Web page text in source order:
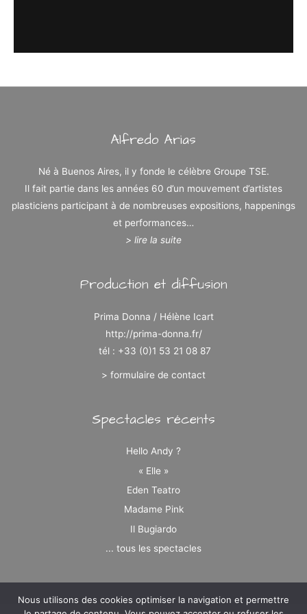
Alfredo Arias
Né à Buenos Aires, il y fonde le célèbre Groupe TSE.
Il fait partie dans les années 60 d’un mouvement d’artistes
plasticiens participant à de nombreuses expositions, happenings
et performances…
> lire la suite
Production et diffusion
Prima Donna / Hélène Icart
http://prima-donna.fr/
tél : +33 (0)1 53 21 08 87
> formulaire de contact
Spectacles récents
Hello Andy ?
« Elle »
Eden Teatro
Madame Pink
Il Bugiardo
... tous les spectacles
Nous utilisons des cookies optimiser la navigation et permettre